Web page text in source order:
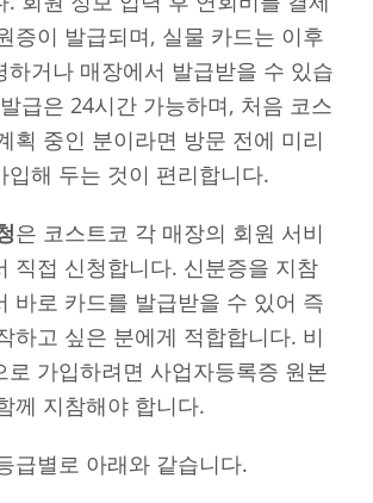
증이 발급되며, 실물 카드는 이후
하거나 매장에서 발급받을 수 있습
급은 24시간 가능하며, 처음 코스
획 중인 분이라면 방문 전에 미리
입해 두는 것이 편리합니다.
은 코스트코 각 매장의 회원 서비
직접 신청합니다. 신분증을 지참
바로 카드를 발급받을 수 있어 즉
하고 싶은 분에게 적합합니다. 비
로 가입하려면 사업자등록증 원본
께 지참해야 합니다.
급별로 아래와 같습니다.